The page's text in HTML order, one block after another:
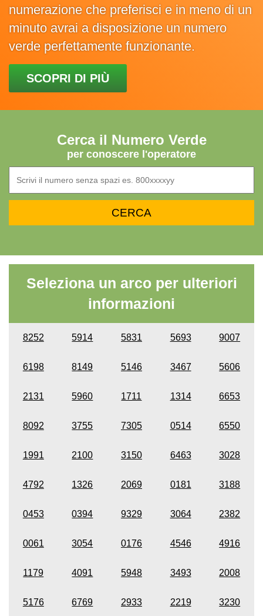
numerazione che preferisci e in meno di un
minuto avrai a disposizione un numero
verde perfettamente funzionante.
SCOPRI DI PIÙ
Cerca il Numero Verde
per conoscere l'operatore
Seleziona un arco per ulteriori
informazioni
8252 5914 5831 5693 9007
6198 8149 5146 3467 5606
2131 5960 1711 1314 6653
8092 3755 7305 0514 6550
1991 2100 3150 6463 3028
4792 1326 2069 0181 3188
0453 0394 9329 3064 2382
0061 3054 0176 4546 4916
1179 4091 5948 3493 2008
5176 6769 2933 2219 3230